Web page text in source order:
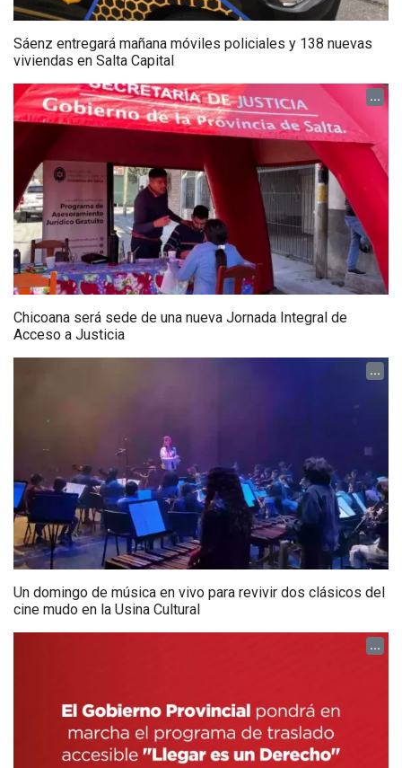
Sáenz entregará mañana móviles policiales y 138 nuevas
viviendas en Salta Capital
...
Chicoana será sede de una nueva Jornada Integral de
Acceso a Justicia
...
Un domingo de música en vivo para revivir dos clásicos del
cine mudo en la Usina Cultural
...